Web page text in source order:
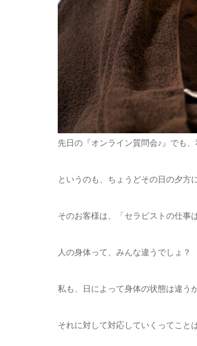
先日の『オンライン質問会♪』でも
というのも、ちょうどその日の夕方
そのお客様は、「セラピストの仕事
人の身体って、みんな違うでしょ？
私も、日によって身体の状態は違う
それに対して対応していくってこと